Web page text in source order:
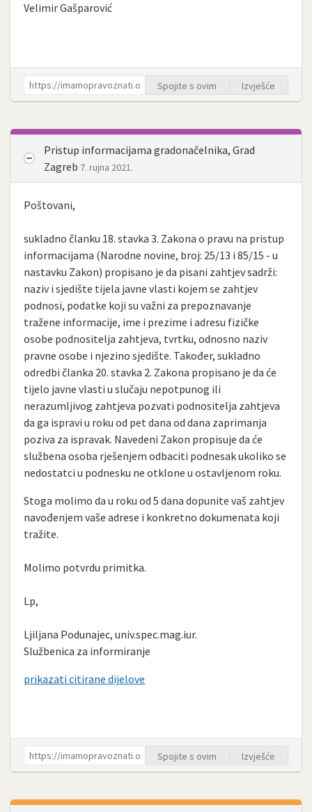
Velimir Gašparović
Spojite s ovim Izvješće
Pristup informacijama gradonačelnika, Grad
Zagreb 7. rujna 2021.
Poštovani,
sukladno članku 18. stavka 3. Zakona o pravu na pristup
informacijama (Narodne novine, broj: 25/13 i 85/15 - u
nastavku Zakon) propisano je da pisani zahtjev sadrži:
naziv i sjedište tijela javne vlasti kojem se zahtjev
podnosi, podatke koji su važni za prepoznavanje
tražene informacije, ime i prezime i adresu fizičke
osobe podnositelja zahtjeva, tvrtku, odnosno naziv
pravne osobe i njezino sjedište. Također, sukladno
odredbi članka 20. stavka 2. Zakona propisano je da će
tijelo javne vlasti u slučaju nepotpunog ili
nerazumljivog zahtjeva pozvati podnositelja zahtjeva
da ga ispravi u roku od pet dana od dana zaprimanja
poziva za ispravak. Navedeni Zakon propisuje da će
službena osoba rješenjem odbaciti podnesak ukoliko se
nedostatci u podnesku ne otklone u ostavljenom roku.
Stoga molimo da u roku od 5 dana dopunite vaš zahtjev
navođenjem vaše adrese i konkretno dokumenata koji
tražite.
Molimo potvrdu primitka.
Lp,
Ljiljana Podunajec, univ.spec.mag.iur.
Službenica za informiranje
prikazati citirane dijelove
Spojite s ovim Izvješće